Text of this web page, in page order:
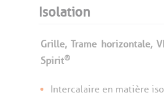
Isolation
Grille, Trame horizontale,
Spirit®
Intercalaire en matière